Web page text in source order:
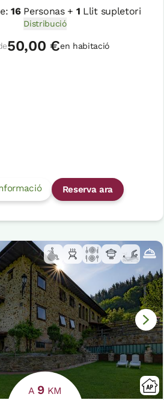
16Personas + 1 Llit supletori
Distribució
50,00 €en habitació
Reserva ara
A 9KM